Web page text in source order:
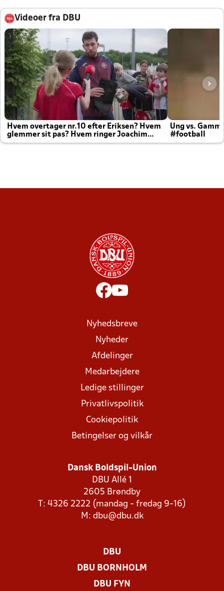
Videoer fra DBU
Hvem overtager nr.10 efter Eriksen? Hvem
glemmer sit pas? Hvem ringer Joachim
altid til efter kampe?
Ung vs.
#football
Nyhedsbreve
Nyheder
Afdelinger
Medarbejdere
Ledige stillinger
Privatlivspolitik
Cookiepolitik
Betingelser og vilkår
Dansk Boldspil-Union
DBU Allé 1
2605 Brøndby
T: 4326 2222 (mandag - fredag 9-16)
M: dbu@dbu.dk
DBU
DBU BORNHOLM
DBU FYN